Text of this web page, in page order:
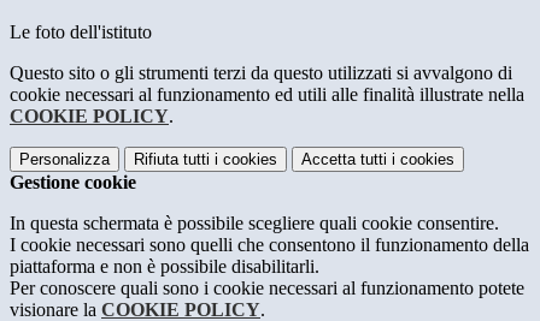
Le foto dell'istituto
Questo sito o gli strumenti terzi da questo utilizzati si avvalgono di
cookie necessari al funzionamento ed utili alle finalità illustrate nella
COOKIE POLICY.
Personalizza Rifiuta tutti i cookies Accetta tutti i cookies
Gestione cookie
In questa schermata è possibile scegliere quali cookie consentire.
I cookie necessari sono quelli che consentono il funzionamento della
piattaforma e non è possibile disabilitarli.
Per conoscere quali sono i cookie necessari al funzionamento potete
visionare la COOKIE POLICY.